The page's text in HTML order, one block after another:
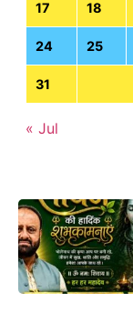
17 18
24 25
31
« Jul